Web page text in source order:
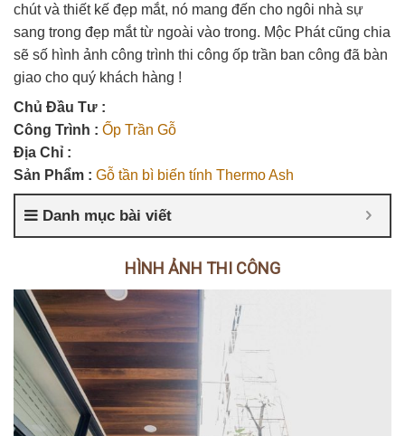
chút và thiết kế đẹp mắt, nó mang đến cho ngôi nhà sự
sang trong đẹp mắt từ ngoài vào trong. Mộc Phát cũng chia
sẽ số hình ảnh công trình thi công ốp trần ban công đã bàn
giao cho quý khách hàng !
Chủ Đầu Tư :
Công Trình : Ốp Trần Gỗ
Địa Chỉ :
Sản Phẩm : Gỗ tần bì biến tính Thermo Ash
Danh mục bài viết
HÌNH ẢNH THI CÔNG